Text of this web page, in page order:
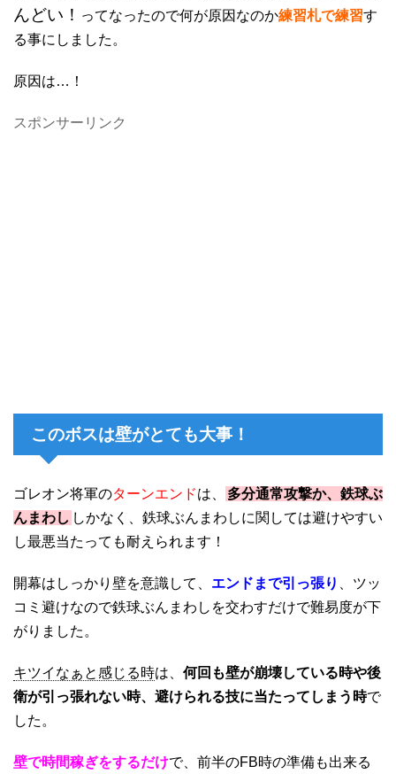
んどい！ ってなったので何が原因なのか練習札で練習す
る事にしました。
原因は…！
スポンサーリンク
このボスは壁がとても大事！
ゴレオン将軍のターンエンドは、
多分通常攻撃か、鉄球ぶ
んまわし しかなく、鉄球ぶんまわしに関しては避けやすい
し最悪当たっても耐えられます！
開幕はしっかり壁を意識して、 エンドまで引っ張り
、ツッ
コミ避けなので鉄球ぶんまわしを交わすだけで難易度が下
がりました。
キツイなぁと感じる時は、 何回も壁が崩壊している時や後
衛が引っ張れない時、避けられる技に当たってしまう時で
した。
壁で時間稼ぎをするだけで、前半のFB時の準備も出来る